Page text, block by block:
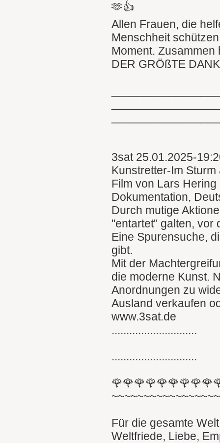
🫶👍
Allen Frauen, die
Menschheit
Moment. Zusammen
DER GRÖßTE
3sat 25.01.2025-
Kunstretter-Im
Film von Lars Hering
Dokumentation,
Durch mutige
"entartet" galten, vor
Eine Spurensuche,
gibt.
Mit der
die moderne Kunst.
Anordnungen zu
Ausland verkaufen
www.3sat.de
.............................
.............................
Für die gesamte
Weltfriede, Liebe,